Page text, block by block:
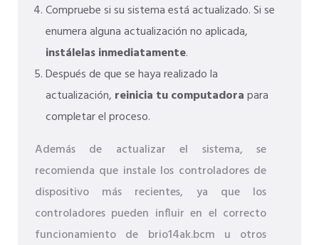
Compruebe si su sistema está actualizado. Si se
enumera alguna actualización no aplicada,
instálelas inmediatamente.
Después de que se haya realizado la
actualización, reinicia tu computadorapara
completar el proceso.
Además de actualizar el sistema, se
recomienda que instale los controladores de
dispositivo más recientes, ya que los
controladores pueden influir en el correcto
funcionamiento de brio14ak.bcm u otros